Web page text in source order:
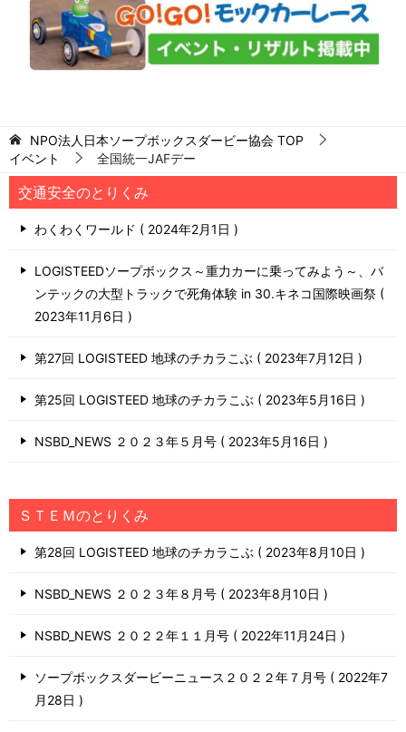
NPO法人日本ソープボックスダービー協会 TOP
イベント
全国統一JAFデー
交通安全のとりくみ
わくわくワールド 2024年2月1日
LOGISTEEDソープボックス～重力カーに乗ってみよう～、バ
ンテックの大型トラックで死角体験 in 30.キネコ国際映画祭
2023年11月6日
第27回 LOGISTEED 地球のチカラこぶ 2023年7月12日
第25回 LOGISTEED 地球のチカラこぶ 2023年5月16日
NSBD_NEWS ２０２３年５月号 2023年5月16日
ＳＴＥＭのとりくみ
第28回 LOGISTEED 地球のチカラこぶ 2023年8月10日
NSBD_NEWS ２０２３年８月号 2023年8月10日
NSBD_NEWS ２０２２年１１月号 2022年11月24日
ソープボックスダービーニュース２０２２年７月号
2022年7
月28日